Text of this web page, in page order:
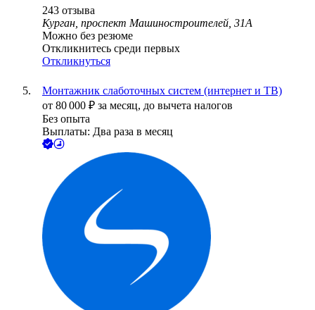
243 отзыва
Курган, проспект Машиностроителей, 31А
Можно без резюме
Откликнитесь среди первых
Откликнуться
Монтажник слаботочных систем (интернет и ТВ)
от 80 000 ₽ за месяц, до вычета налогов
Без опыта
Выплаты: Два раза в месяц